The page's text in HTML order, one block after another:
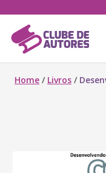
Home / Livros /